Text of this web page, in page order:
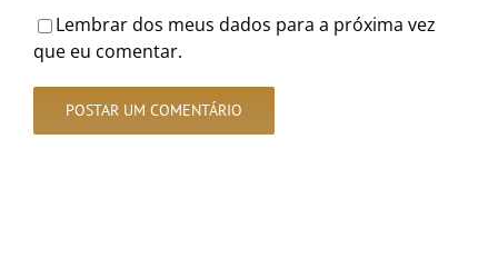
Lembrar dos meus dados para a próxima vez
que eu comentar.